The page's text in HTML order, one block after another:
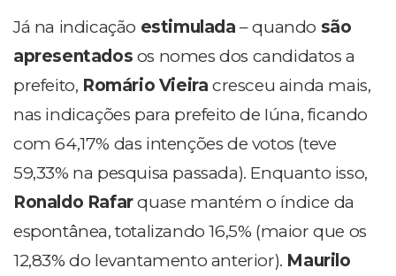
Já na indicação estimulada – quando são
apresentados os nomes dos candidatos a
prefeito, Romário Vieira cresceu ainda mais,
nas indicações para prefeito de Iúna, ficando
com 64,17% das intenções de votos (teve
59,33% na pesquisa passada). Enquanto isso,
Ronaldo Rafarquase mantém o índice da
espontânea, totalizando 16,5% (maior que os
12,83% do levantamento anterior). Maurilo